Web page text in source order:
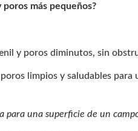
más pequeños?
y poros diminutos, sin
limpios y saludables
para una superficie de un